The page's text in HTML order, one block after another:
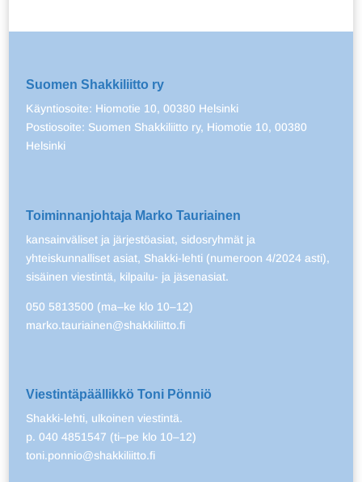
Suomen Shakkiliitto ry
Käyntiosoite: Hiomotie 10, 00380 Helsinki
Postiosoite: Suomen Shakkiliitto ry, Hiomotie 10, 00380
Helsinki
Toiminnanjohtaja Marko Tauriainen
kansainväliset ja järjestöasiat, sidosryhmät ja
yhteiskunnalliset asiat, Shakki-lehti (numeroon 4/2024 asti),
sisäinen viestintä, kilpailu- ja jäsenasiat.
050 5813500 (ma–ke klo 10–12)
marko.tauriainen@shakkiliitto.fi
Viestintäpäällikkö Toni Pönniö
Shakki-lehti, ulkoinen viestintä.
p. 040 4851547 (ti–pe klo 10–12)
toni.ponnio@shakkiliitto.fi